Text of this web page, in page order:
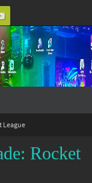
League
Rocket